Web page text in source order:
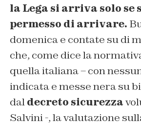
la Lega si arriva solo se
permesso di arrivare.
domenica e contate su di
che, come dice la
quella italiana – con
indicata e messe nera su
daldecreto sicurezza
Salvini -, la valutazione